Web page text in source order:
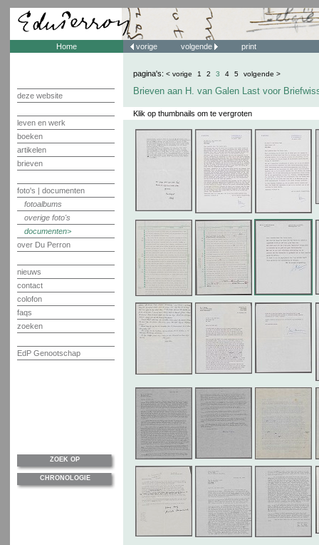
Home
deze website
leven en werk
boeken
artikelen
brieven
foto's | documenten
fotoalbums
overige foto's
documenten
over Du Perron
nieuws
contact
colofon
faqs
zoeken
EdP Genootschap
vorige volgende print
pagina's: < vorige 1 2 3 4 5 volgende >
Brieven aan H. van Galen Last voor
Klik op thumbnails om te vergroten
ZOEK OP
CHRONOLOGIE